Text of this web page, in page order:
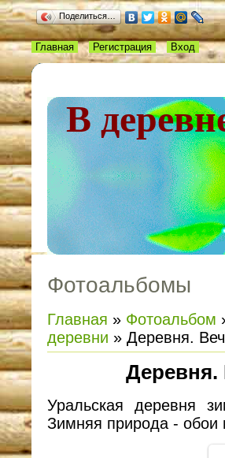
Поделиться…
В
Главная Регистрация Вход
Фотоальбомы
Главная » Фотоальбом
деревни » Деревня.
Деревня.
Уральская деревня
Зимняя природа - обои